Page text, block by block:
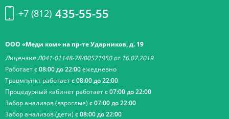
+7 (812) 435-55-55
ООО «Меди ком» на пр-те Ударников, д. 19
Лицензия Л041-01148-78/00571950 от 16.07.2019
Работаетс 08:00 до 22:00ежедневно
Травмпункт работаетс 08:00 до 22:00
Процедурный кабинет работаетс 07:00 до 22:00
Забор анализов (взрослые) с 07:00 до 22:00
Забор анализов (дети) с 08:00 до 22:00